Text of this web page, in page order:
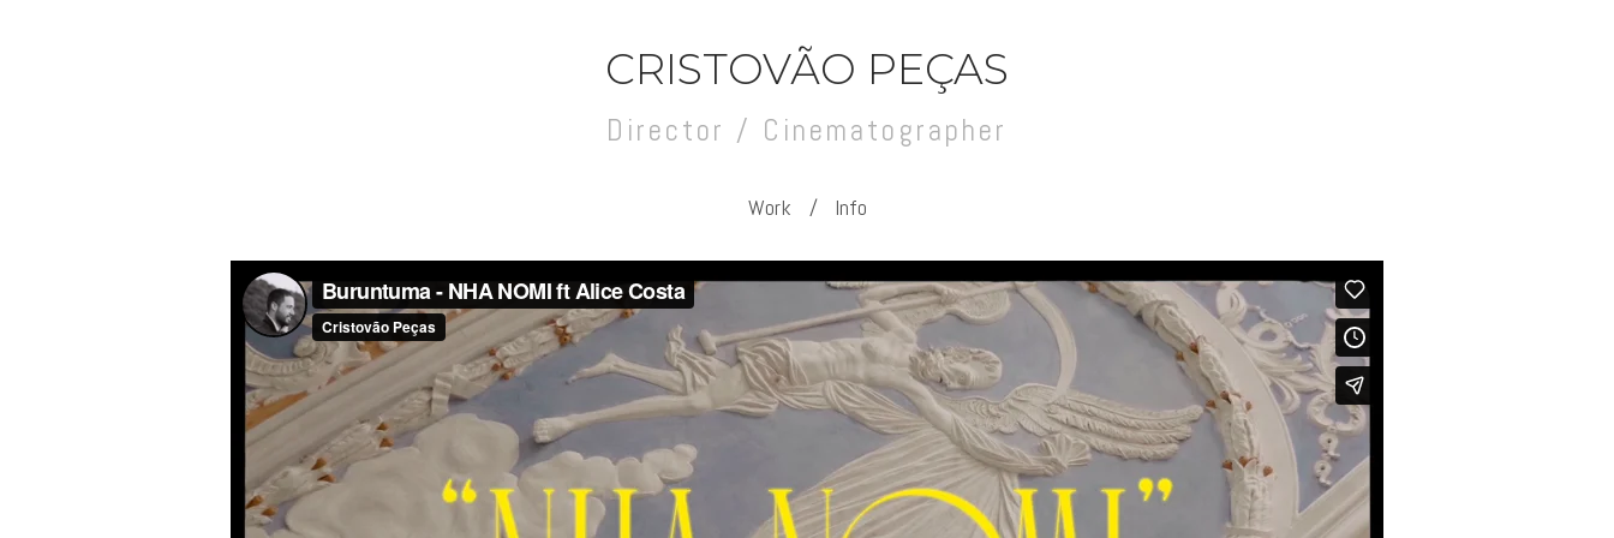
CRISTOVÃO PEÇAS
Director / Cinematographer
Work Info